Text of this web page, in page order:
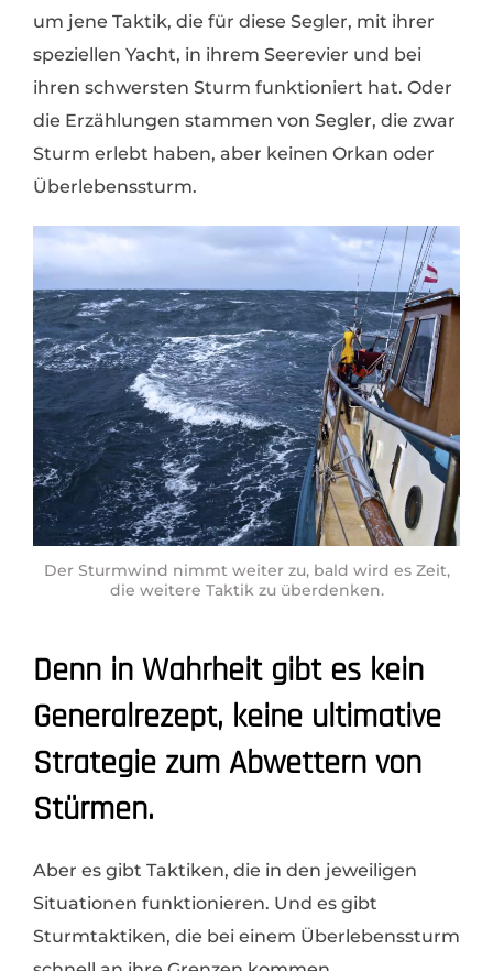
um jene Taktik, die für diese Segler, mit ihrer
speziellen Yacht, in ihrem Seerevier und bei
ihren schwersten Sturm funktioniert hat. Oder
die Erzählungen stammen von Segler, die zwar
Sturm erlebt haben, aber keinen Orkan oder
Überlebenssturm.
Der Sturmwind nimmt weiter zu, bald wird es Zeit,
die weitere Taktik zu überdenken.
Denn in Wahrheit gibt es kein
Generalrezept, keine ultimative
Strategie zum Abwettern von
Stürmen.
Aber es gibt Taktiken, die in den jeweiligen
Situationen funktionieren. Und es gibt
Sturmtaktiken, die bei einem Überlebenssturm